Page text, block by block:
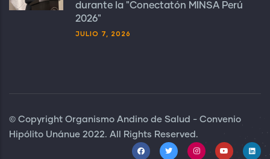
durante la "Conectatón MINSA Perú
2026"
JULIO 7, 2026
© Copyright Organismo Andino de Salud - Convenio
Hipólito Unánue 2022. All Rights Reserved.